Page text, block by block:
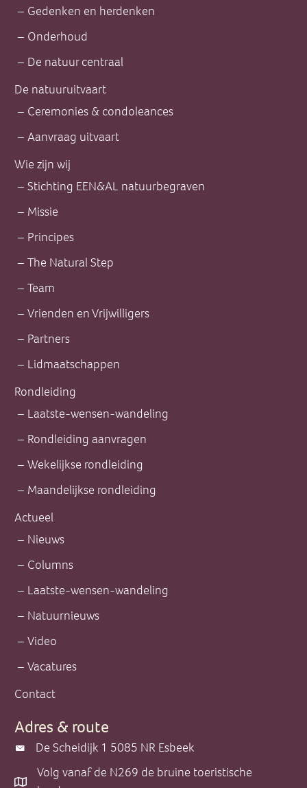
Gedenken en herdenken
Onderhoud
De natuur centraal
De natuuruitvaart
Ceremonies & condoleances
Aanvraag uitvaart
Wie zijn wij
Stichting EEN&AL natuurbegraven
Missie
Principes
The Natural Step
Team
Vrienden en Vrijwilligers
Partners
Lidmaatschappen
Rondleiding
Laatste-wensen-wandeling
Rondleiding aanvragen
Wekelijkse rondleiding
Maandelijkse rondleiding
Actueel
Nieuws
Columns
Laatste-wensen-wandeling
Natuurnieuws
Video
Vacatures
Contact
Adres & route
De Scheidijk 1 5085 NR Esbeek
De Scheidijk 1 5085 NR Esbeek
Volg vanaf de N269 de bruine toeristische